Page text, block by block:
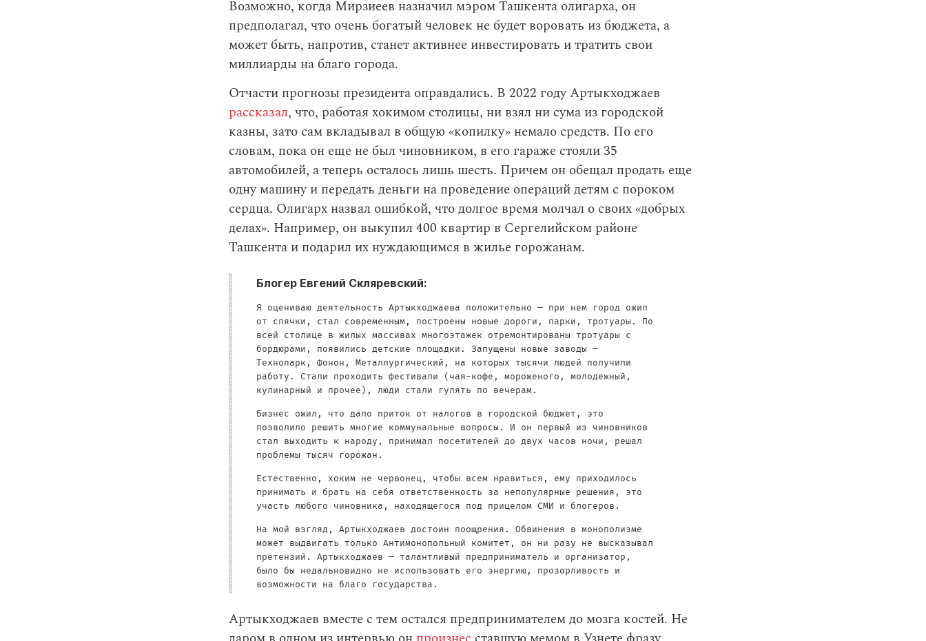
Возможно, когда Мирзиеев назначил мэром Ташкента олигарха, он
предполагал, что очень богатый человек не будет воровать из бюджета, а
может быть, напротив, станет активнее инвестировать и тратить свои
миллиарды на благо города.
Отчасти прогнозы президента оправдались. В 2022 году Артыкходжаев
рассказал, что, работая хокимом столицы, ни взял ни сума из городской
казны, зато сам вкладывал в общую «копилку» немало средств. По его
словам, пока он еще не был чиновником, в его гараже стояли 35
автомобилей, а теперь осталось лишь шесть. Причем он обещал продать еще
одну машину и передать деньги на проведение операций детям с пороком
сердца. Олигарх назвал ошибкой, что долгое время молчал о своих «добрых
делах». Например, он выкупил 400 квартир в Сергелийском районе
Ташкента и подарил их нуждающимся в жилье горожанам.
Блогер Евгений Скляревский:
Я оцениваю деятельность Артыкходжаева положительно — при нем город ожил
от спячки, стал современным, построены новые дороги, парки, тротуары. По
всей столице в жилых массивах многоэтажек отремонтированы тротуары с
бордюрами, появились детские площадки. Запущены новые заводы —
Технопарк, Фонон, Металлургический, на которых тысячи людей получили
работу. Стали проходить фестивали (чая-кофе, мороженого, молодежный,
кулинарный и прочее), люди стали гулять по вечерам.
Бизнес ожил, что дало приток от налогов в городской бюджет, это
позволило решить многие коммунальные вопросы. И он первый из чиновников
стал выходить к народу, принимал посетителей до двух часов ночи, решал
проблемы тысяч горожан.
Естественно, хоким не червонец, чтобы всем нравиться, ему приходилось
принимать и брать на себя ответственность за непопулярные решения, это
участь любого чиновника, находящегося под прицелом СМИ и блогеров.
На мой взгляд, Артыкходжаев достоин поощрения. Обвинения в монополизме
может выдвигать только Антимонопольный комитет, он ни разу не высказывал
претензий. Артыкходжаев — талантливый предприниматель и организатор,
было бы недальновидно не использовать его энергию, прозорливость и
возможности на благо государства.
Артыкходжаев вместе с тем остался предпринимателем до мозга костей. Не